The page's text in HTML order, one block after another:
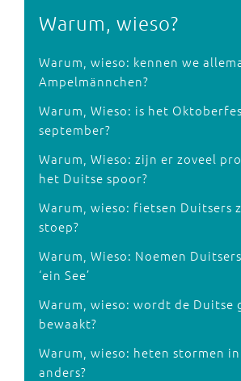
Warum, wieso?
Warum, wieso: kennen we
Ampelmännchen?
Warum, Wieso: is het
september?
Warum, Wieso: zijn er zoveel
het Duitse spoor?
Warum, wieso: fietsen Duitsers
stoep?
Warum, Wieso: Noemen
‘ein See’
Warum, wieso: wordt de Duitse
bewaakt?
Warum, wieso: heten stormen
anders?